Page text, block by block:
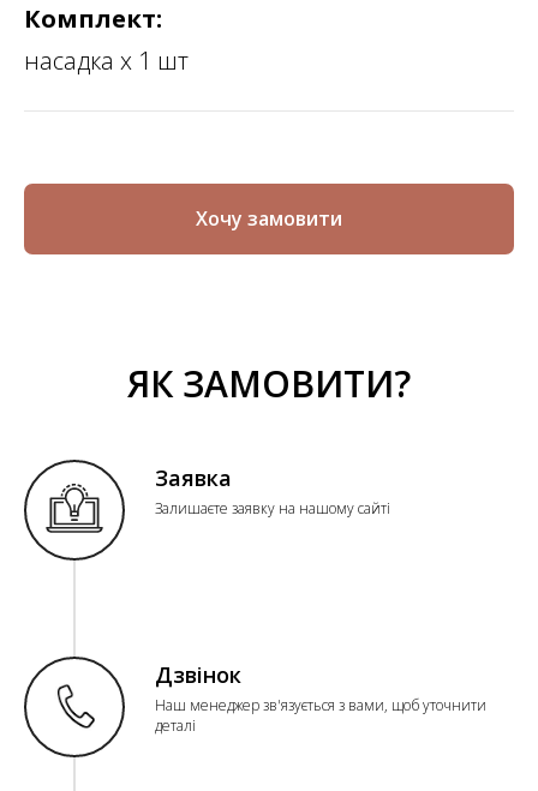
Комплект:
насадка х 1 шт
Хочу замовити
ЯК ЗАМОВИТИ?
Заявка
Залишаєте заявку на нашому сайті
Дзвінок
Наш менеджер зв'язується з вами, щоб уточнити
деталі